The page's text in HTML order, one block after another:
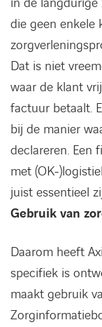
die geen enkele
Dat is niet
waar de klant
factuur betaalt.
bij de manier
declareren. Een
met (OK-
juist essentieel
Gebruik van
Daarom heeft
specifiek is
maakt gebruik